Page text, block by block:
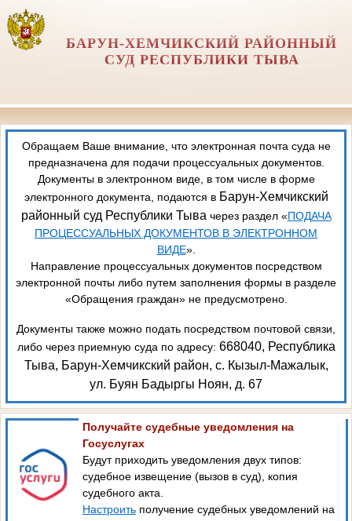
БАРУН-ХЕМЧИКСКИЙ РАЙОННЫЙ
СУД РЕСПУБЛИКИ ТЫВА
Обращаем Ваше внимание, что электронная почта суда не
предназначена для подачи процессуальных документов.
Документы в электронном виде, в том числе в форме
электронного документа, подаются в Барун-Хемчикский
районный суд Республики Тывачерез раздел «ПОДАЧА
ПРОЦЕССУАЛЬНЫХ ДОКУМЕНТОВ В ЭЛЕКТРОННОМ
ВИДЕ».
Направление процессуальных документов посредством
электронной почты либо путем заполнения формы в разделе
«Обращения граждан» не предусмотрено.
Документы также можно подать посредством почтовой связи,
либо через приемную суда по адресу: 668040, Республика
Тыва, Барун-Хемчикский район, с. Кызыл-Мажалык,
ул. Буян Бадыргы Ноян, д. 67
Получайте судебные уведомления на
Госуслугах
Будут приходить уведомления двух типов:
судебное извещение (вызов в суд), копия
судебного акта.
Настроить получение судебных уведомлений на